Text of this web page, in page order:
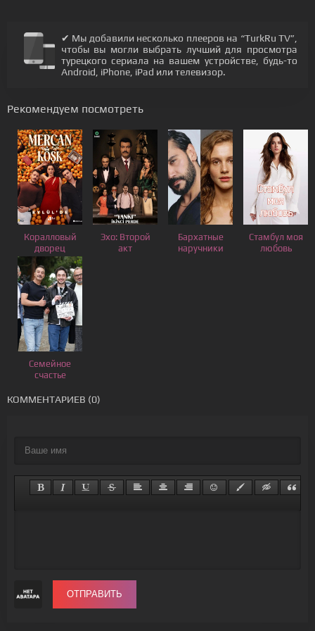
✔ Мы добавили несколько плееров на “TurkRu TV”,
чтобы вы могли выбрать лучший для просмотра
турецкого сериала на вашем устройстве, будь-то
Android, iPhone, iPad или телевизор.
Рекомендуем посмотреть
Коралловый
дворец
Эхо: Второй
акт
Бархатные
наручники
Стамбул моя
любовь
Семейное
счастье
КОММЕНТАРИЕВ (0)
ОТПРАВИТЬ